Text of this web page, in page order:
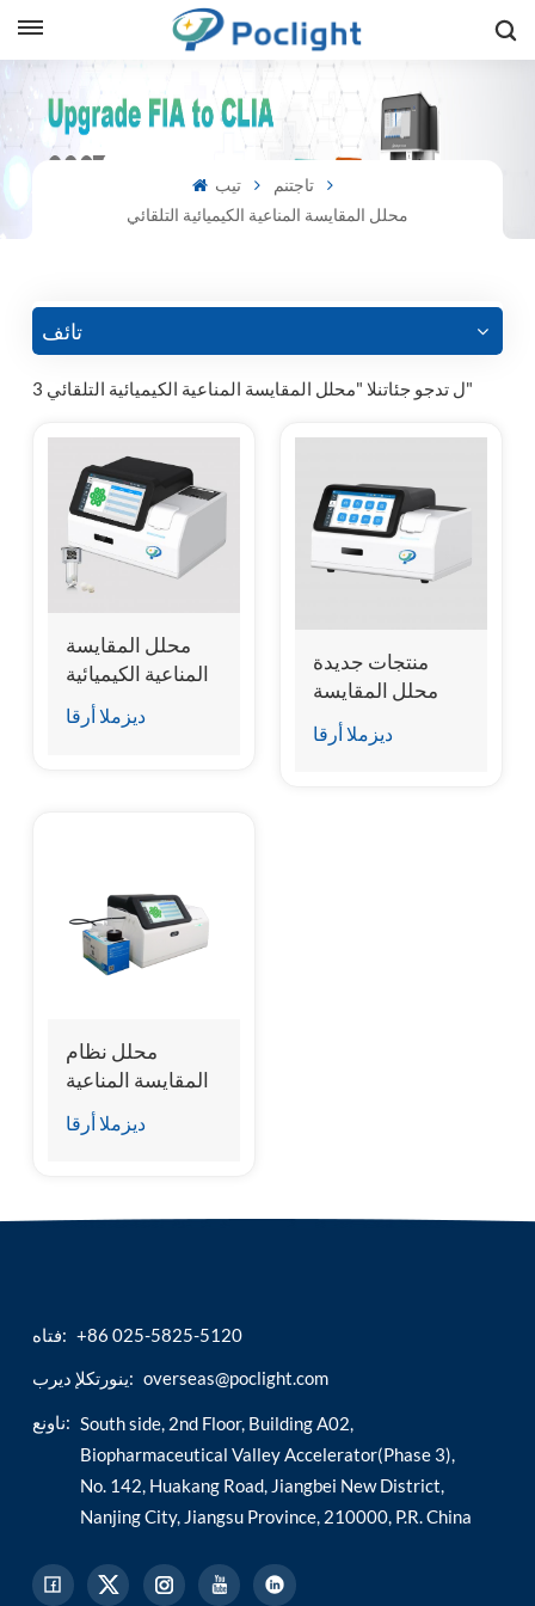
تيب
تاجتنم
محلل المقايسة المناعية الكيميائية التلقائي
تائف
3 ل تدجو جئاتنلا "محلل المقايسة المناعية الكيميائية التلقائي"
محلل المقايسة
المناعية الكيميائية
الدقيقة الجافة
ديزملا أرقا
منتجات جديدة
محلل المقايسة
المناعية الكيميائية
الجافة
ديزملا أرقا
محلل نظام
المقايسة المناعية
الكيميائي الآلي
المحترف
ديزملا أرقا
فتاه: +86 025-5825-5120
ينورتكلإ ديرب: overseas@poclight.com
ناونع: South side, 2nd Floor, Building A02,
Biopharmaceutical Valley Accelerator(Phase 3),
No. 142, Huakang Road, Jiangbei New District,
Nanjing City, Jiangsu Province, 210000, P.R. China